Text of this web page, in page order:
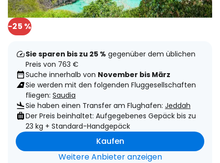
-25 %
Sie sparen bis zu 25 % gegenüber dem üblichen
Preis von 763 €
Suche innerhalb von November bis März
Sie werden mit den folgenden Fluggesellschaften
fliegen: Saudia
Sie haben einen Transfer am Flughafen: Jeddah
Der Preis beinhaltet: Aufgegebenes Gepäck bis zu
23 kg + Standard-Handgepäck
Kaufen
Weitere Anbieter anzeigen